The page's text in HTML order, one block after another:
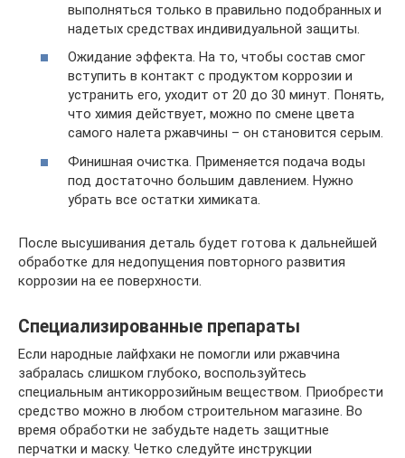
выполняться только в правильно подобранных и
надетых средствах индивидуальной защиты.
Ожидание эффекта. На то, чтобы состав смог
вступить в контакт с продуктом коррозии и
устранить его, уходит от 20 до 30 минут. Понять,
что химия действует, можно по смене цвета
самого налета ржавчины – он становится серым.
Финишная очистка. Применяется подача воды
под достаточно большим давлением. Нужно
убрать все остатки химиката.
После высушивания деталь будет готова к дальнейшей
обработке для недопущения повторного развития
коррозии на ее поверхности.
Специализированные препараты
Если народные лайфхаки не помогли или ржавчина
забралась слишком глубоко, воспользуйтесь
специальным антикоррозийным веществом. Приобрести
средство можно в любом строительном магазине. Во
время обработки не забудьте надеть защитные
перчатки и маску. Четко следуйте инструкции